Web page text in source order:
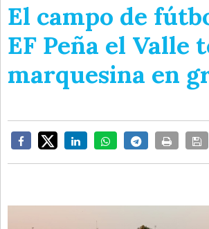
El campo de
EF Peña el Valle
marquesina en